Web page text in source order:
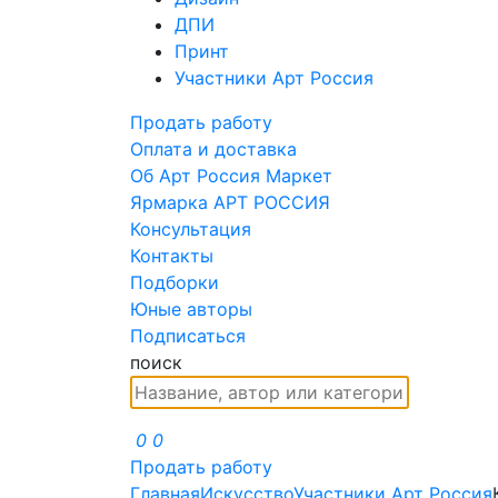
ДПИ
Принт
Участники Арт Россия
Продать работу
Оплата и доставка
Об Арт Россия Маркет
Ярмарка АРТ РОССИЯ
Консультация
Контакты
Подборки
Юные авторы
Подписаться
поиск
0 0
Продать работу
ГлавнаяИскусствоУчастники Арт Россия